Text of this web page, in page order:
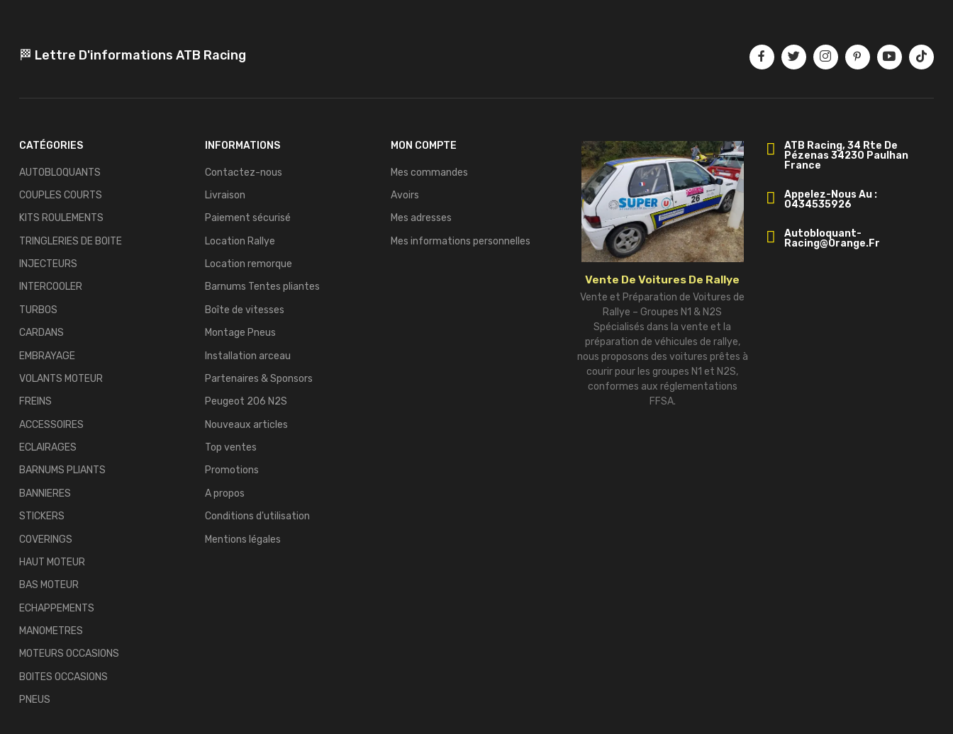
🏁 Lettre D'informations ATB Racing
CATÉGORIES
AUTOBLOQUANTS
COUPLES COURTS
KITS ROULEMENTS
TRINGLERIES DE BOITE
INJECTEURS
INTERCOOLER
TURBOS
CARDANS
EMBRAYAGE
VOLANTS MOTEUR
FREINS
ACCESSOIRES
ECLAIRAGES
BARNUMS PLIANTS
BANNIERES
STICKERS
COVERINGS
HAUT MOTEUR
BAS MOTEUR
ECHAPPEMENTS
MANOMETRES
MOTEURS OCCASIONS
BOITES OCCASIONS
PNEUS
INFORMATIONS
Contactez-nous
Livraison
Paiement sécurisé
Location Rallye
Location remorque
Barnums Tentes pliantes
Boîte de vitesses
Montage Pneus
Installation arceau
Partenaires & Sponsors
Peugeot 206 N2S
Nouveaux articles
Top ventes
Promotions
A propos
Conditions d'utilisation
Mentions légales
MON COMPTE
Mes commandes
Avoirs
Mes adresses
Mes informations personnelles
Vente De Voitures De Rallye
Vente et Préparation de Voitures de
Rallye – Groupes N1 & N2S
Spécialisés dans la vente et la
préparation de véhicules de rallye,
nous proposons des voitures prêtes à
courir pour les groupes N1 et N2S,
conformes aux réglementations
FFSA.
ATB Racing, 34 Rte De
Pézenas 34230 Paulhan
France
Appelez-Nous Au :
0434535926
Autobloquant-
Racing@orange.fr